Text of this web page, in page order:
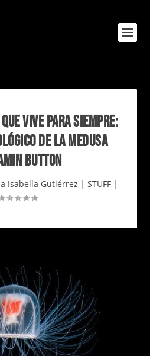
VIVE PARA SIEMPRE:
DE LA MEDUSA
BUTTON
Isabella Gutiérrez | STUFF|